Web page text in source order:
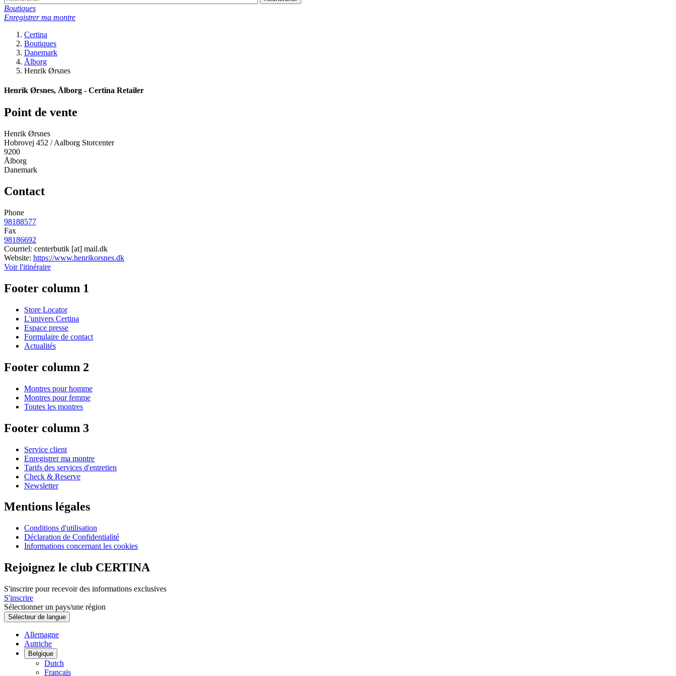
Boutiques
Enregistrer ma montre
Certina
Boutiques
Danemark
Ålborg
Henrik Ørsnes
Henrik Ørsnes, Ålborg - Certina Retailer
Point de vente
Henrik Ørsnes
Hobrovej 452 / Aalborg Storcenter
9200
Ålborg
Danemark
Contact
Phone
98188577
Fax
98186692
Courriel: centerbutik [at] mail.dk
Website: https://www.henrikorsnes.dk
Voir l'itinéraire
Footer column 1
Store Locator
L'univers Certina
Espace presse
Formulaire de contact
Actualités
Footer column 2
Montres pour homme
Montres pour femme
Toutes les montres
Footer column 3
Service client
Enregistrer ma montre
Tarifs des services d'entretien
Check & Reserve
Newsletter
Mentions légales
Conditions d'utilisation
Déclaration de Confidentialité
Informations concernant les cookies
Rejoignez le club CERTINA
S'inscrire pour recevoir des informations exclusives
S'inscrire
Sélectionner un pays/une région
Sélecteur de langue
Allemagne
Autriche
Belgique
Dutch
Français